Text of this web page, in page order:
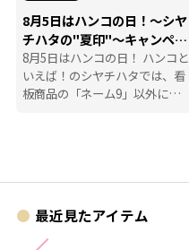
8月5日はハンコの日！～シヤ
チハタの"夏印"～キャンペー
ン
8月5日はハンコの日！ ハンコと
いえば！のシヤチハタでは、看
板商品の「ネーム9」以外に
最近見たアイテム